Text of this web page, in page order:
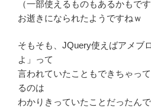
（一部使えるものもあるかもです
お逝きになられたようですねｗ
そもそも、JQuery使えばアメブ
よ」って
言われていたこともできちゃっ
るのは
わかりきっていたことだったんで